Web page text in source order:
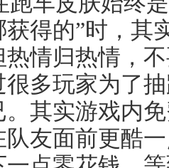
得的”时，其
情归热情，
多玩家为了
。其实游戏内
队友面前更酷